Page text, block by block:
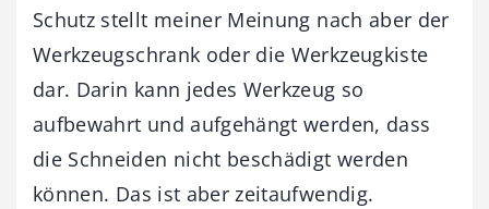
Schutz stellt meiner Meinung nach aber der
Werkzeugschrank oder die Werkzeugkiste
dar. Darin kann jedes Werkzeug so
aufbewahrt und aufgehängt werden, dass
die Schneiden nicht beschädigt werden
können. Das ist aber zeitaufwendig.